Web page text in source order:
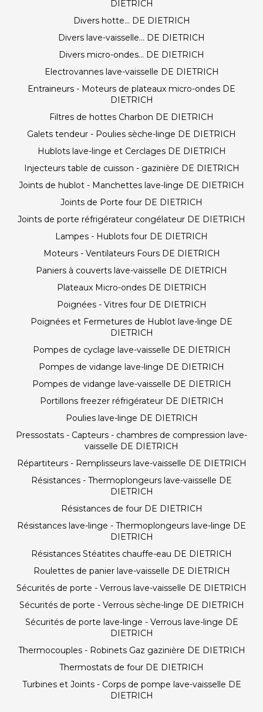
DIETRICH
Divers hotte... DE DIETRICH
Divers lave-vaisselle... DE DIETRICH
Divers micro-ondes... DE DIETRICH
Electrovannes lave-vaisselle DE DIETRICH
Entraineurs - Moteurs de plateaux micro-ondes DE
DIETRICH
Filtres de hottes Charbon DE DIETRICH
Galets tendeur - Poulies sèche-linge DE DIETRICH
Hublots lave-linge et Cerclages DE DIETRICH
Injecteurs table de cuisson - gazinière DE DIETRICH
Joints de hublot - Manchettes lave-linge DE DIETRICH
Joints de Porte four DE DIETRICH
Joints de porte réfrigérateur congélateur DE DIETRICH
Lampes - Hublots four DE DIETRICH
Moteurs - Ventilateurs Fours DE DIETRICH
Paniers à couverts lave-vaisselle DE DIETRICH
Plateaux Micro-ondes DE DIETRICH
Poignées - Vitres four DE DIETRICH
Poignées et Fermetures de Hublot lave-linge DE
DIETRICH
Pompes de cyclage lave-vaisselle DE DIETRICH
Pompes de vidange lave-linge DE DIETRICH
Pompes de vidange lave-vaisselle DE DIETRICH
Portillons freezer réfrigérateur DE DIETRICH
Poulies lave-linge DE DIETRICH
Pressostats - Capteurs - chambres de compression lave-
vaisselle DE DIETRICH
Répartiteurs - Remplisseurs lave-vaisselle DE DIETRICH
Résistances - Thermoplongeurs lave-vaisselle DE
DIETRICH
Résistances de four DE DIETRICH
Résistances lave-linge - Thermoplongeurs lave-linge DE
DIETRICH
Résistances Stéatites chauffe-eau DE DIETRICH
Roulettes de panier lave-vaisselle DE DIETRICH
Sécurités de porte - Verrous lave-vaisselle DE DIETRICH
Sécurités de porte - Verrous sèche-linge DE DIETRICH
Sécurités de porte lave-linge - Verrous lave-linge DE
DIETRICH
Thermocouples - Robinets Gaz gazinière DE DIETRICH
Thermostats de four DE DIETRICH
Turbines et Joints - Corps de pompe lave-vaisselle DE
DIETRICH